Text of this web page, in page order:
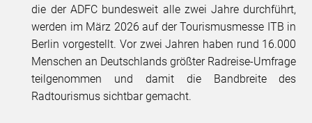
die der ADFC bundesweit alle zwei Jahre durchführt,
werden im März 2026 auf der Tourismusmesse ITB in
Berlin vorgestellt. Vor zwei Jahren haben rund 16.000
Menschen an Deutschlands größter Radreise-Umfrage
teilgenommen und damit die Bandbreite des
Radtourismus sichtbar gemacht.